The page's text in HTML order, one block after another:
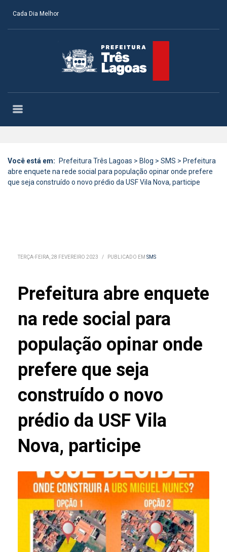
Cada Dia Melhor
Você está em: Prefeitura Três Lagoas > Blog > SMS > Prefeitura
abre enquete na rede social para população opinar onde prefere
que seja construído o novo prédio da USF Vila Nova, participe
TERÇA-FEIRA, 28 FEVEREIRO 2023 / PUBLICADO EM SMS
Prefeitura abre enquete
na rede social para
população opinar onde
prefere que seja
construído o novo
prédio da USF Vila
Nova, participe